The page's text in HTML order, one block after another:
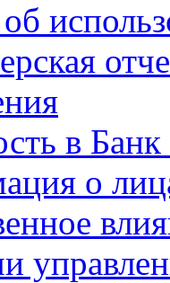
в
о